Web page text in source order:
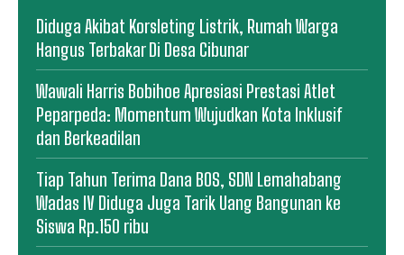
Diduga Akibat Korsleting Listrik, Rumah Warga
Hangus Terbakar Di Desa Cibunar
Wawali Harris Bobihoe Apresiasi Prestasi Atlet
Peparpeda: Momentum Wujudkan Kota Inklusif
dan Berkeadilan
Tiap Tahun Terima Dana BOS, SDN Lemahabang
Wadas IV Diduga Juga Tarik Uang Bangunan ke
Siswa Rp.150 ribu